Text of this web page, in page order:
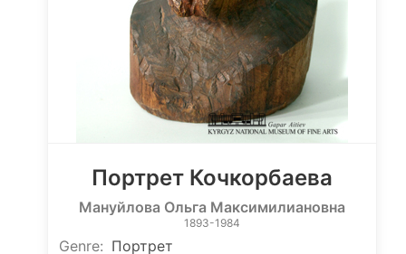
Портрет Кочкорбаева
Мануйлова Ольга Максимилиановна
1893-1984
Genre: Портрет